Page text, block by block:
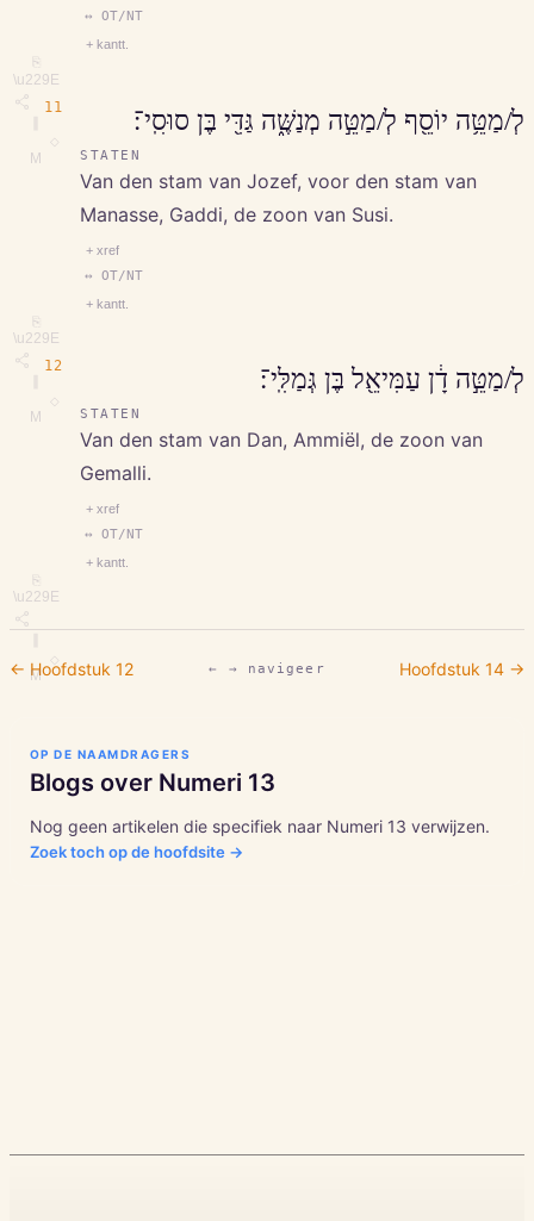
⎘
\u229E
M
↔ OT/NT
+ kantt.
11
⎘
\u229E
M
לְ/מַטֵּ֥ה יוֹסֵ֖ף לְ/מַטֵּ֣ה מְנַשֶּׁ֑ה גַּדִּ֖י בֶּן סוּסִֽי־׃
STATEN
Van den stam van Jozef, voor den stam van
Manasse, Gaddi, de zoon van Susi.
+ xref
↔ OT/NT
+ kantt.
12
⎘
\u229E
M
לְ/מַטֵּ֣ה דָ֔ן עַמִּיאֵ֖ל בֶּן גְּמַלִּֽי־׃
STATEN
Van den stam van Dan, Ammiël, de zoon van
Gemalli.
+ xref
↔ OT/NT
+ kantt.
← Hoofdstuk 12 ← → navigeer Hoofdstuk 14→
OP DE NAAMDRAGERS
Blogs over Numeri 13
Nog geen artikelen die specifiek naar Numeri 13 verwijzen.
Zoek toch op de hoofdsite →